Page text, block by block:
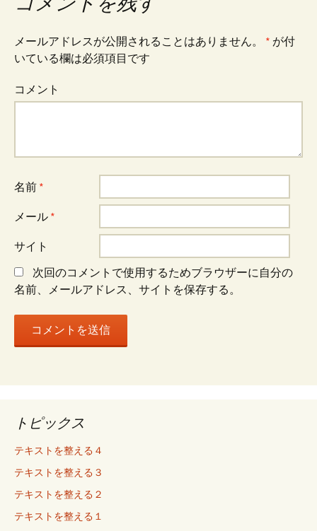
ナ
ビ
ー
シ
ョ
ン
メールアドレスが公開されることはありません。 * が付
いている欄は必須項目です
コメント
名前 *
メール *
サイト
次回のコメントで使用するためブラウザーに自分の
名前、メールアドレス、サイトを保存する。
トピックス
テキストを整える４
テキストを整える３
テキストを整える２
テキストを整える１